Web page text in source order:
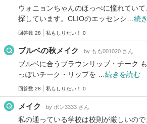
ウォニョンちゃんのほっぺに憧れてい
探しています。CLIOのエッセンシ… 続
回答数 28 私もしりたい！ 0
ブルベの秋メイク by もも001020 さん
ブルベに合うブラウンリップ・チーク
っぽいチーク・リップを … 続きを読む
回答数 28 私もしりたい！ 0
メイク by ポン3333 さん
私の通っている学校は校則が厳しいの